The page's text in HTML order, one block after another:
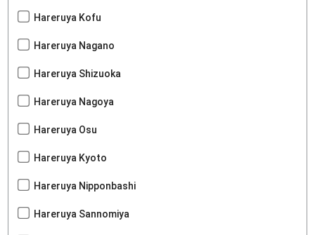
Hareruya Kofu
Hareruya Nagano
Hareruya Shizuoka
Hareruya Nagoya
Hareruya Osu
Hareruya Kyoto
Hareruya Nipponbashi
Hareruya Sannomiya